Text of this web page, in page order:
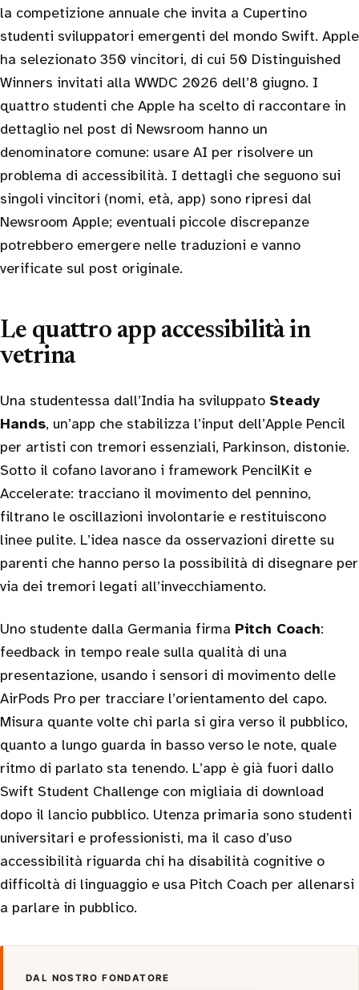
la competizione annuale che invita a Cupertino
studenti sviluppatori emergenti del mondo Swift. Apple
ha selezionato 350 vincitori, di cui 50 Distinguished
Winners invitati alla WWDC 2026 dell’8 giugno. I
quattro studenti che Apple ha scelto di raccontare in
dettaglio nel post di Newsroom hanno un
denominatore comune: usare AI per risolvere un
problema di accessibilità. I dettagli che seguono sui
singoli vincitori (nomi, età, app) sono ripresi dal
Newsroom Apple; eventuali piccole discrepanze
potrebbero emergere nelle traduzioni e vanno
verificate sul post originale.
Le quattro app accessibilità in
vetrina
Una studentessa dall’India ha sviluppato Steady
Hands, un’app che stabilizza l’input dell’Apple Pencil
per artisti con tremori essenziali, Parkinson, distonie.
Sotto il cofano lavorano i framework PencilKit e
Accelerate: tracciano il movimento del pennino,
filtrano le oscillazioni involontarie e restituiscono
linee pulite. L’idea nasce da osservazioni dirette su
parenti che hanno perso la possibilità di disegnare per
via dei tremori legati all’invecchiamento.
Uno studente dalla Germania firma Pitch Coach:
feedback in tempo reale sulla qualità di una
presentazione, usando i sensori di movimento delle
AirPods Pro per tracciare l’orientamento del capo.
Misura quante volte chi parla si gira verso il pubblico,
quanto a lungo guarda in basso verso le note, quale
ritmo di parlato sta tenendo. L’app è già fuori dallo
Swift Student Challenge con migliaia di download
dopo il lancio pubblico. Utenza primaria sono studenti
universitari e professionisti, ma il caso d’uso
accessibilità riguarda chi ha disabilità cognitive o
difficoltà di linguaggio e usa Pitch Coach per allenarsi
a parlare in pubblico.
DAL NOSTRO FONDATORE